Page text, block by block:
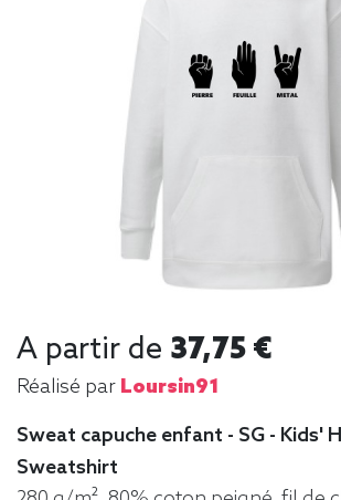
A partir de 37,75 €
Réalisé par Loursin91
Sweat capuche enfant - SG - Kids'
Sweatshirt